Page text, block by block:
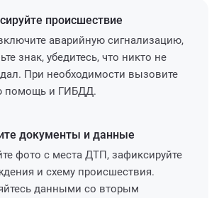
происшествие
аварийную сигнализацию,
знак, убедитесь, что никто не
При необходимости вызовите
помощь и ГИБДД.
документы и данные
фото с места ДТП, зафиксируйте
и схему происшествия.
данными со вторым